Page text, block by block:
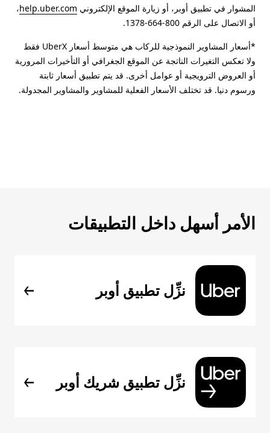
المشوار في تطبيق أوبر، أو زيارة الموقع الإلكتروني help.uber.com،
أو الاتصال على الرقم 800-664-1378.
*أسعار المشاوير النموذجية للركاب هي متوسط أسعار UberX فقط
ولا تعكس التغيرات الناتجة عن الموقع الجغرافي أو التأخيرات المرورية
أو العروض الترويجية أو عوامل أخرى. قد يتم تطبيق أسعار ثابتة
ورسوم دنيا. قد تختلف الأسعار الفعلية للمشاوير والمشاوير المجدولة.
الأمر أسهل داخل التطبيقات
نزِّل تطبيق أوبر
نزِّل تطبيق شريك أوبر